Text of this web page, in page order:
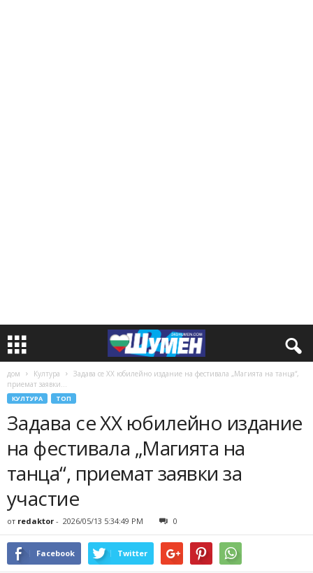
дом Култура
Задава се ХХ юбилейно издание на фестивала „Магията на танца“,
приемат заявки...
КУЛТУРА ТОП
Задава се ХХ юбилейно издание
на фестивала „Магията на
танца“, приемат заявки за
участие
от redaktor - 2026/05/13 5:34:49 PM 0
Facebook Twitter